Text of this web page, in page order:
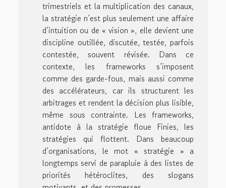
trimestriels et la multiplication des canaux,
la stratégie n’est plus seulement une affaire
d’intuition ou de « vision », elle devient une
discipline outillée, discutée, testée, parfois
contestée, souvent révisée. Dans ce
contexte, les frameworks s’imposent
comme des garde-fous, mais aussi comme
des accélérateurs, car ils structurent les
arbitrages et rendent la décision plus lisible,
même sous contrainte. Les frameworks,
antidote à la stratégie floue Finies, les
stratégies qui flottent. Dans beaucoup
d’organisations, le mot « stratégie » a
longtemps servi de parapluie à des listes de
priorités hétéroclites, des slogans